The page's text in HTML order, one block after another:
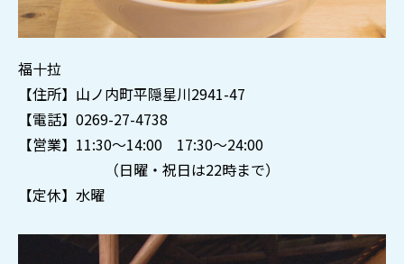
福十拉
【住所】山ノ内町平隠星川2941-47
【電話】0269-27-4738
【営業】11:30～14:00 17:30～24:00
（日曜・祝日は22時まで）
【定休】水曜